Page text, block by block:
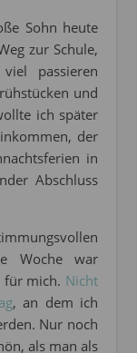
Sohn heute
zur Schule,
passieren
und
ich später
der
in
Abschluss
Woche war
für mich. Nicht
, an dem ich
Nur noch
als man als